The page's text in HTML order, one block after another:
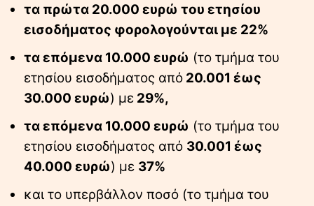
τα πρώτα 20.000 ευρώ του ετησίου
εισοδήματος φορολογούνται με 22%
τα επόμενα 10.000 ευρώ (το τμήμα του
ετησίου εισοδήματος από 20.001 έως
30.000 ευρώ) με 29%,
τα επόμενα 10.000 ευρώ (το τμήμα του
ετησίου εισοδήματος από 30.001 έως
40.000 ευρώ) με 37%
και το υπερβάλλον ποσό (το τμήμα του